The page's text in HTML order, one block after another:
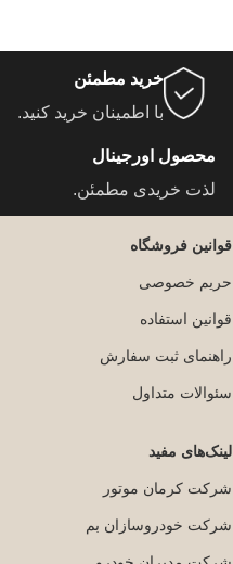
خرید مطمئن
با اطمینان خرید کنید.
محصول اورجینال
لذت خریدی مطمئن.
قوانین فروشگاه
حریم خصوصی
قوانین استفاده
راهنمای ثبت سفارش
سئوالات متداول
لینک‌های مفید
شرکت کرمان موتور
شرکت خودروسازان بم